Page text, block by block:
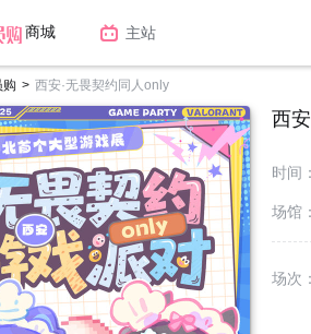
商城 主站
购 > 西安·无畏契约同人only
西
时间
场馆
场次